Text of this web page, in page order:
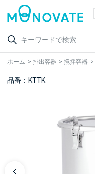
ホーム > 排出容器 > 撹拌容器 >
品番：KTTK